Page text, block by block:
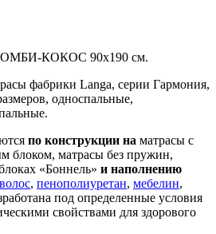
КОКОС 90х190 см.
фабрики Langa, серии Гармония,
односпальные,
по конструкции на матрасы с
блоком, матрасы без пружин,
«Боннель» и наполнению
, пенополиуретан, мебелин,
под определенные условия
свойствами для здорового